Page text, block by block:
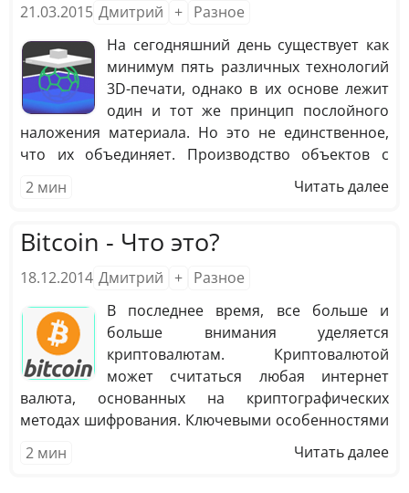
21.03.2015 Дмитрий + Разное
На сегодняшний день существует как
минимум пять различных технологий
3D-печати, однако в их основе лежит
один и тот же принцип послойного
наложения материала. Но это не единственное,
что их объединяет. Производство объектов с
помощью 3D-печати не может похвастать
высокой скоростью, что является существенным
промышленную сферу.
2 мин Читать далее
Bitcoin - Что это?
18.12.2014 Дмитрий + Разное
В последнее время, все больше и
больше внимания уделяется
криптовалютам. Криптовалютой
может считаться любая интернет
валюта, основанных на криптографических
методах шифрования. Ключевыми особенностями
таких валют являются то, что они не привязаны ни
к одной стране, а их курс не находится под
2 мин Читать далее